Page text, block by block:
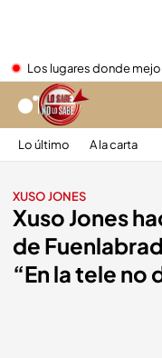
Los lugares donde
Lo último A la carta
XUSO JONES
Xuso Jones
de
“En la tele no